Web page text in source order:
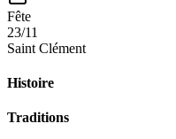
Fête
23/11
Saint Clément
Histoire
Traditions